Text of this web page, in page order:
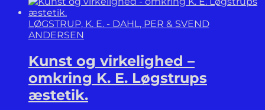
Human
Future
Frontier
Power.
LØGSTRUP, K. E. - DAHL, PER & SVEND
ANDERSEN
Kunst og virkelighed –
omkring K. E. Løgstrups
æstetik.